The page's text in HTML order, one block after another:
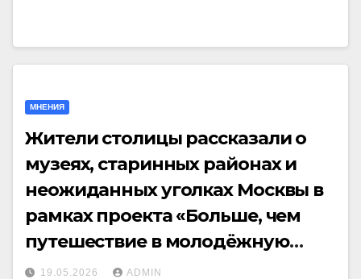
МНЕНИЯ
Жители столицы рассказали о
музеях, старинных районах и
неожиданных уголках Москвы в
рамках проекта «Больше, чем
путешествие в молодёжную
столицу»
19.05.2026 ADMIN